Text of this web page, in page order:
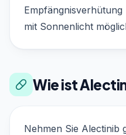
mit Sonnenlicht
Wie ist
Nehmen Sie Alectinib